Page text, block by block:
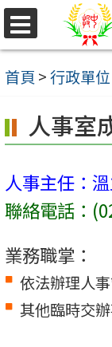
跳
至
主
內
容
區
首頁 >行政單位
人事室
人事主任：
聯絡電話：
業務職掌：
依法辦理人
其他臨時交
選
單